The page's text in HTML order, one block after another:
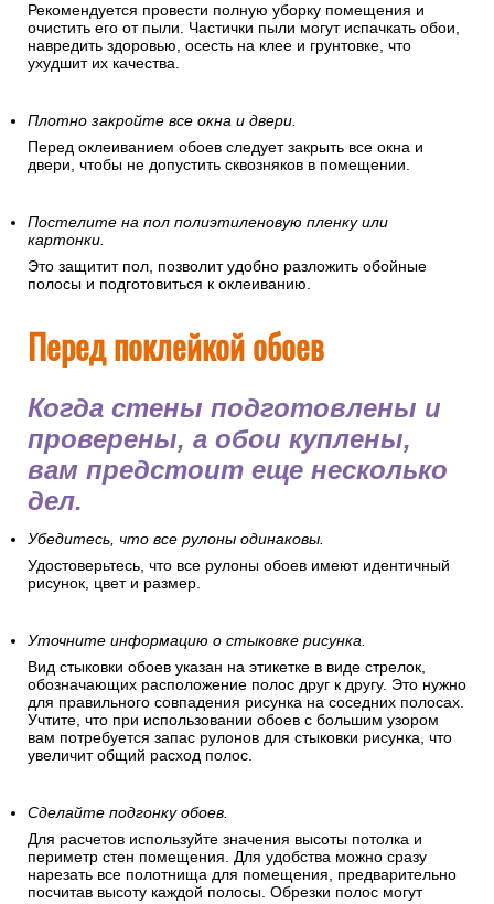
Рекомендуется провести полную уборку помещения и
очистить его от пыли. Частички пыли могут испачкать обои,
навредить здоровью, осесть на клее и грунтовке, что
ухудшит их качества.
Плотно закройте все окна и двери.
Перед оклеиванием обоев следует закрыть все окна и
двери, чтобы не допустить сквозняков в помещении.
Постелите на пол полиэтиленовую пленку или
картонки.
Это защитит пол, позволит удобно разложить обойные
полосы и подготовиться к оклеиванию.
Перед поклейкой обоев
Когда стены подготовлены и
проверены, а обои куплены,
вам предстоит еще несколько
дел.
Убедитесь, что все рулоны одинаковы.
Удостоверьтесь, что все рулоны обоев имеют идентичный
рисунок, цвет и размер.
Уточните информацию о стыковке рисунка.
Вид стыковки обоев указан на этикетке в виде стрелок,
обозначающих расположение полос друг к другу. Это нужно
для правильного совпадения рисунка на соседних полосах.
Учтите, что при использовании обоев с большим узором
вам потребуется запас рулонов для стыковки рисунка, что
увеличит общий расход полос.
Сделайте подгонку обоев.
Для расчетов используйте значения высоты потолка и
периметр стен помещения. Для удобства можно сразу
нарезать все полотнища для помещения, предварительно
посчитав высоту каждой полосы. Обрезки полос могут